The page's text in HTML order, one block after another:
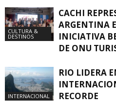
CULTURA &
DESTINOS
CACHI
ARGENTINA
INICIATIVA
DE ONU
INTERNACIONAL
RIO LIDERA
RECORDE